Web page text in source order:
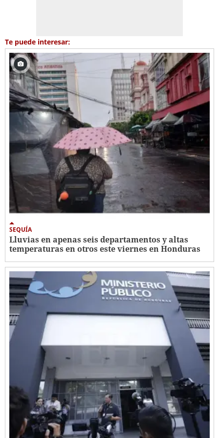
Te puede interesar:
SEQUÍA
Lluvias en apenas seis departamentos y altas
temperaturas en otros este viernes en Honduras